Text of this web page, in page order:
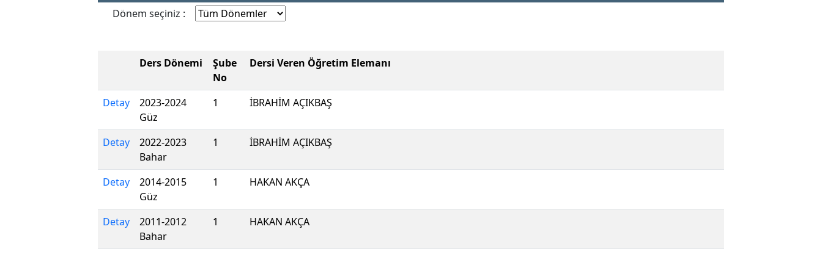
Dönem seçiniz :
Ders Dönemi
Şube
No
Dersi Veren Öğretim Elemanı
Detay
2023-2024
Güz
1 İBRAHİM AÇIKBAŞ
Detay
2022-2023
Bahar
1 İBRAHİM AÇIKBAŞ
Detay
2014-2015
Güz
1 HAKAN AKÇA
Detay
2011-2012
Bahar
1 HAKAN AKÇA